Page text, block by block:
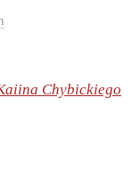
Chybickiego